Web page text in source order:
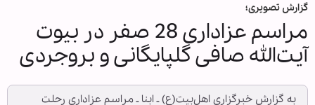
گزارش تصویری؛
مراسم عزاداری 28 صفر در بیوت
آیت‌الله صافی گلپایگانی و بروجردی
به گزارش خبرگزاری اهل‌بیت(ع) ـ ابنا ـ مراسم عزاداری رحلت